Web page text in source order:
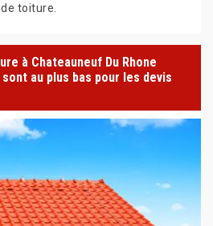
toiture.
à Chateauneuf Du Rhone
au plus bas pour les devis